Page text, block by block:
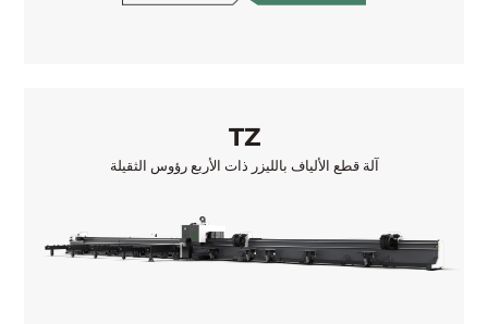
TZ
آلة قطع الألياف بالليزر ذات الأربع رؤوس الثقيلة